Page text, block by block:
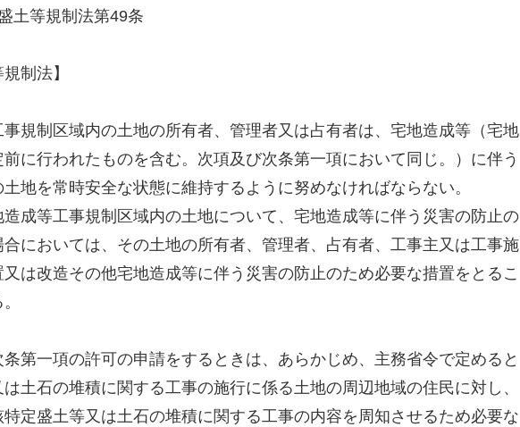
土等規制法第49条
制法】
規制区域内の土地の所有者、管理者又は占有者は、宅地造成等（宅地
に行われたものを含む。次項及び次条第一項において同じ。）に伴う
地を常時安全な状態に維持するように努めなければならない。
成等工事規制区域内の土地について、宅地造成等に伴う災害の防止の
においては、その土地の所有者、管理者、占有者、工事主又は工事施
は改造その他宅地造成等に伴う災害の防止のため必要な措置をとるこ
第一項の許可の申請をするときは、あらかじめ、主務省令で定めると
土石の堆積に関する工事の施行に係る土地の周辺地域の住民に対し、
定盛土等又は土石の堆積に関する工事の内容を周知させるため必要な